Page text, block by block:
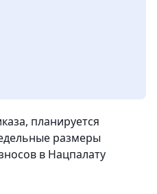
планируется
размеры
в Нацпалату